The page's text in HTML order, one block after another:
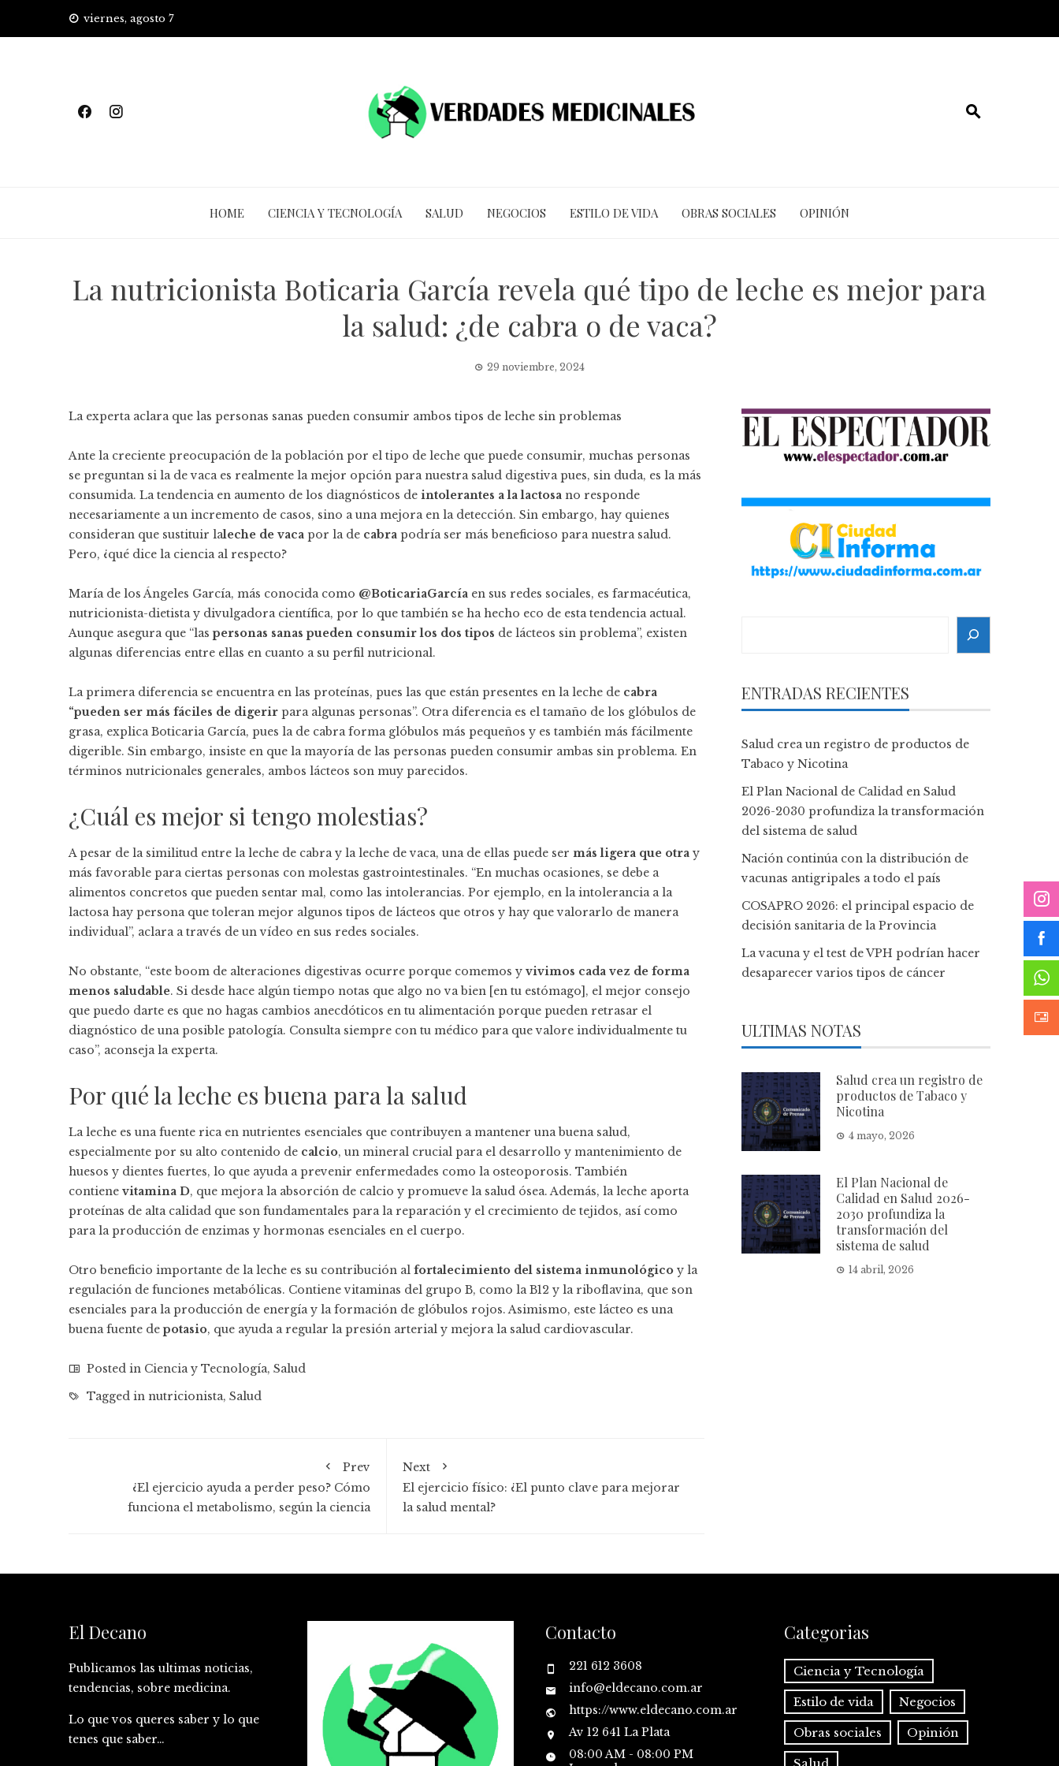
viernes, agosto 7
HOME CIENCIA Y TECNOLOGÍA SALUD NEGOCIOS ESTILO DE VIDA OBRAS SOCIALES OPINIÓN
La nutricionista Boticaria García revela qué tipo de leche es mejor para
la salud: ¿de cabra o de vaca?
29 noviembre, 2024
La experta aclara que las personas sanas pueden consumir ambos tipos de leche sin problemas
Ante la creciente preocupación de la población por el tipo de leche que puede consumir, muchas personas
se preguntan si la de vaca es realmente la mejor opción para nuestra salud digestiva pues, sin duda, es la más
consumida. La tendencia en aumento de los diagnósticos de intolerantes a la lactosa no responde
necesariamente a un incremento de casos, sino a una mejora en la detección. Sin embargo, hay quienes
consideran que sustituir laleche de vaca por la de cabra podría ser más beneficioso para nuestra salud.
Pero, ¿qué dice la ciencia al respecto?
María de los Ángeles García, más conocida como @BoticariaGarcía en sus redes sociales, es farmacéutica,
nutricionista-dietista y divulgadora científica, por lo que también se ha hecho eco de esta tendencia actual.
Aunque asegura que “las personas sanas pueden consumir los dos tipos de lácteos sin problema”, existen
algunas diferencias entre ellas en cuanto a su perfil nutricional.
La primera diferencia se encuentra en las proteínas, pues las que están presentes en la leche de cabra
“pueden ser más fáciles de digerir para algunas personas”. Otra diferencia es el tamaño de los glóbulos de
grasa, explica Boticaria García, pues la de cabra forma glóbulos más pequeños y es también más fácilmente
digerible. Sin embargo, insiste en que la mayoría de las personas pueden consumir ambas sin problema. En
términos nutricionales generales, ambos lácteos son muy parecidos.
¿Cuál es mejor si tengo molestias?
A pesar de la similitud entre la leche de cabra y la leche de vaca, una de ellas puede ser más ligera que otra y
más favorable para ciertas personas con molestas gastrointestinales. “En muchas ocasiones, se debe a
alimentos concretos que pueden sentar mal, como las intolerancias. Por ejemplo, en la intolerancia a la
lactosa hay persona que toleran mejor algunos tipos de lácteos que otros y hay que valorarlo de manera
individual”, aclara a través de un vídeo en sus redes sociales.
No obstante, “este boom de alteraciones digestivas ocurre porque comemos y vivimos cada vez de forma
menos saludable. Si desde hace algún tiempo notas que algo no va bien [en tu estómago], el mejor consejo
que puedo darte es que no hagas cambios anecdóticos en tu alimentación porque pueden retrasar el
diagnóstico de una posible patología. Consulta siempre con tu médico para que valore individualmente tu
caso”, aconseja la experta.
Por qué la leche es buena para la salud
La leche es una fuente rica en nutrientes esenciales que contribuyen a mantener una buena salud,
especialmente por su alto contenido de calcio, un mineral crucial para el desarrollo y mantenimiento de
huesos y dientes fuertes, lo que ayuda a prevenir enfermedades como la osteoporosis. También
contiene vitamina D, que mejora la absorción de calcio y promueve la salud ósea. Además, la leche aporta
proteínas de alta calidad que son fundamentales para la reparación y el crecimiento de tejidos, así como
para la producción de enzimas y hormonas esenciales en el cuerpo.
Otro beneficio importante de la leche es su contribución al fortalecimiento del sistema inmunológico y la
regulación de funciones metabólicas. Contiene vitaminas del grupo B, como la B12 y la riboflavina, que son
esenciales para la producción de energía y la formación de glóbulos rojos. Asimismo, este lácteo es una
buena fuente de potasio, que ayuda a regular la presión arterial y mejora la salud cardiovascular.
Posted in Ciencia y Tecnología, Salud
Tagged in nutricionista, Salud
Prev
¿El ejercicio ayuda a perder peso? Cómo
funciona el metabolismo, según la ciencia
Next
El ejercicio físico: ¿El punto clave para mejorar
la salud mental?
ENTRADAS RECIENTES
Salud crea un registro de productos de
Tabaco y Nicotina
El Plan Nacional de Calidad en Salud
2026-2030 profundiza la transformación
del sistema de salud
Nación continúa con la distribución de
vacunas antigripales a todo el país
COSAPRO 2026: el principal espacio de
decisión sanitaria de la Provincia
La vacuna y el test de VPH podrían hacer
desaparecer varios tipos de cáncer
ULTIMAS NOTAS
Salud crea un registro de
productos de Tabaco y
Nicotina
4 mayo, 2026
El Plan Nacional de
Calidad en Salud 2026-
2030 profundiza la
transformación del
sistema de salud
14 abril, 2026
El Decano
Publicamos las ultimas noticias,
tendencias, sobre medicina.
Lo que vos queres saber y lo que
tenes que saber…
Contacto
221 612 3608
info@eldecano.com.ar
https://www.eldecano.com.ar
Av 12 641 La Plata
08:00 AM - 08:00 PM
Categorias
Ciencia y Tecnología
Estilo de vida Negocios
Obras sociales Opinión